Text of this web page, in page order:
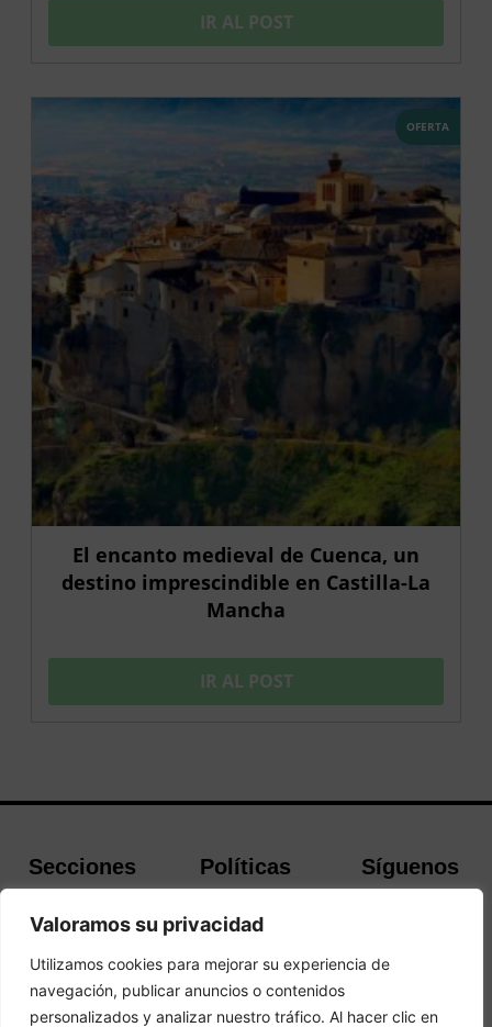
Valoramos su privacidad
Utilizamos cookies para mejorar su experiencia de
navegación, publicar anuncios o contenidos
personalizados y analizar nuestro tráfico. Al hacer clic en
IR AL POST
OFERTA
El encanto medieval de Cuenca, un
destino imprescindible en Castilla-La
Mancha
IR AL POST
Secciones
Buscador de
Hoteles
Guías de Viajes
Políticas
cookies
Aviso Legal
Política de
Privacidad
Síguenos
Twitter